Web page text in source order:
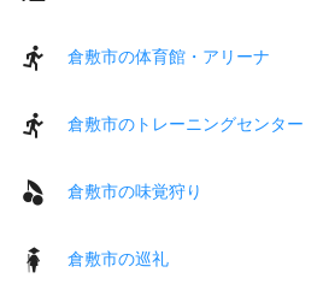
倉敷市の体育館・アリーナ
倉敷市のトレーニングセンター
倉敷市の味覚狩り
倉敷市の巡礼